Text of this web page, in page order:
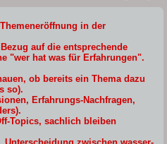
in der
auf die entsprechende
"wer hat was für Erfahrungen".
ob bereits ein Thema dazu
so).
Erfahrungs-Nachfragen,
Topics, sachlich bleiben